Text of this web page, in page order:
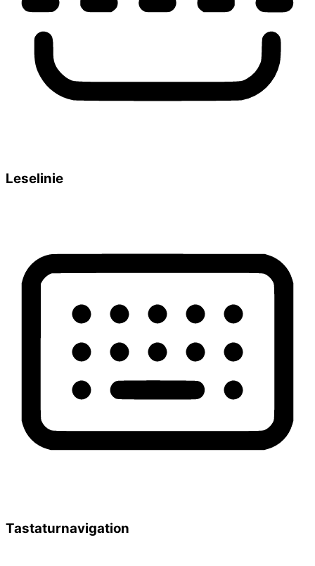
Leselinie
Tastaturnavigation